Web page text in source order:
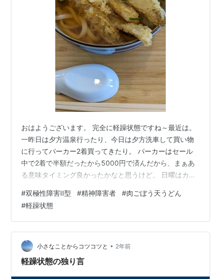
おはようございます。 完全に軽躁状態ですね～最近は。
一昨日は夕方温泉行ったり、今日は夕方洗車して買い物
に行ってパーカー2着買ってきたり。 パーカーはセール
中で2着で半額だったから5000円で済んだから、まぁあ
る意味タイミング良かったかなと思うけど。 日曜はカラ
なだけかなぁー？ でも早朝覚醒して5時には目が覚める
もんなぁ。 とりあえず今日病院に電話して診察の予約早
めてもらってみよう。 薬で調整できるといいけど。 先生
と話して考え方と関わるといいなー。 難しいやろけど。
テンションとか調子は今ぐらいで丁度いいんだけど、早
朝覚醒とソワソワ感が気に…
#双極性障害II型 #精神障害者 #肉ごぼう天うどん
#軽躁状態
小さなことからコツコツと • 2年前
軽躁状態の独り言